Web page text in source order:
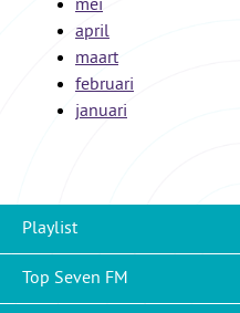
mei
april
maart
februari
januari
Playlist
Top Seven FM